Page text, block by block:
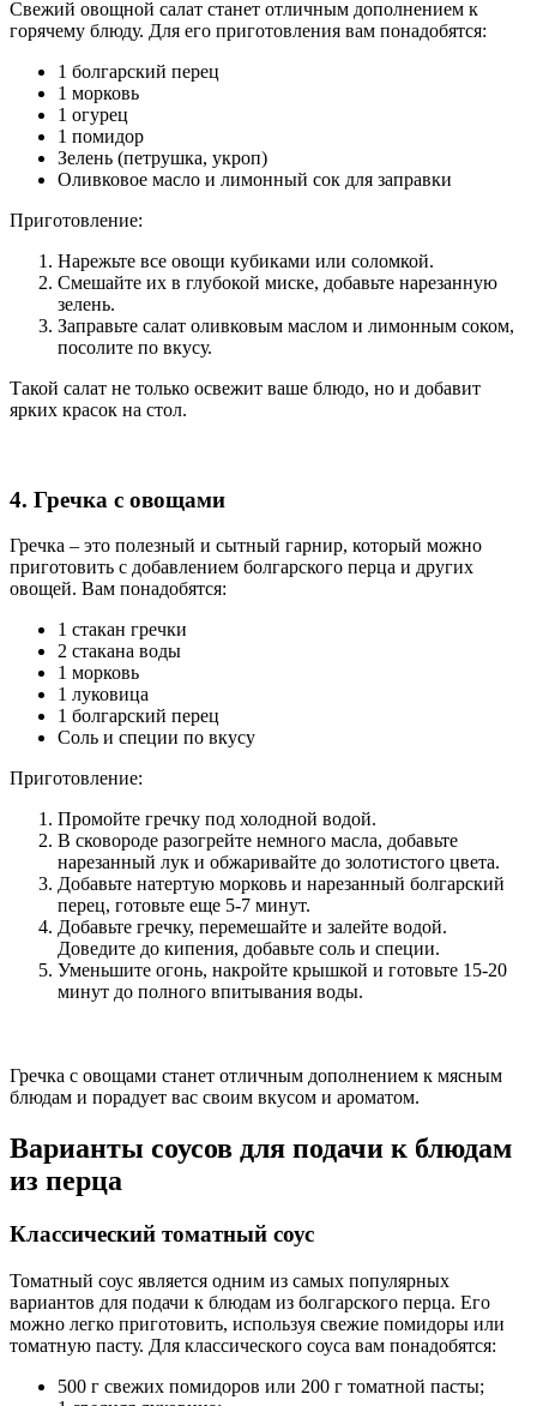
Свежий овощной салат станет отличным дополнением к
горячему блюду. Для его приготовления вам понадобятся:
1 болгарский перец
1 морковь
1 огурец
1 помидор
Зелень (петрушка, укроп)
Оливковое масло и лимонный сок для заправки
Приготовление:
Нарежьте все овощи кубиками или соломкой.
Смешайте их в глубокой миске, добавьте нарезанную
зелень.
Заправьте салат оливковым маслом и лимонным соком,
посолите по вкусу.
Такой салат не только освежит ваше блюдо, но и добавит
ярких красок на стол.
4. Гречка с овощами
Гречка – это полезный и сытный гарнир, который можно
приготовить с добавлением болгарского перца и других
овощей. Вам понадобятся:
1 стакан гречки
2 стакана воды
1 морковь
1 луковица
1 болгарский перец
Соль и специи по вкусу
Приготовление:
Промойте гречку под холодной водой.
В сковороде разогрейте немного масла, добавьте
нарезанный лук и обжаривайте до золотистого цвета.
Добавьте натертую морковь и нарезанный болгарский
перец, готовьте еще 5-7 минут.
Добавьте гречку, перемешайте и залейте водой.
Доведите до кипения, добавьте соль и специи.
Уменьшите огонь, накройте крышкой и готовьте 15-20
минут до полного впитывания воды.
Гречка с овощами станет отличным дополнением к мясным
блюдам и порадует вас своим вкусом и ароматом.
Варианты соусов для подачи к блюдам
из перца
Классический томатный соус
Томатный соус является одним из самых популярных
вариантов для подачи к блюдам из болгарского перца. Его
можно легко приготовить, используя свежие помидоры или
томатную пасту. Для классического соуса вам понадобятся:
500 г свежих помидоров или 200 г томатной пасты;